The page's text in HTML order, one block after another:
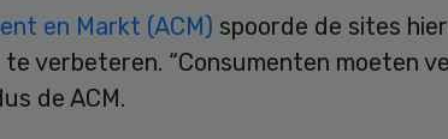
en Markt (ACM) spoorde de sites
verbeteren. “Consumenten moeten
de ACM.